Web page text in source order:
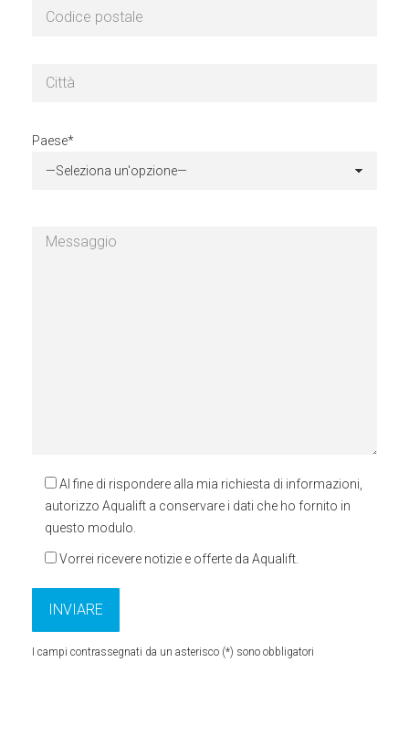
Paese*
Al fine di rispondere alla mia richiesta di informazioni,
autorizzo Aqualift a conservare i dati che ho fornito in
questo modulo.
Vorrei ricevere notizie e offerte da Aqualift.
I campi contrassegnati da un asterisco (*) sono obbligatori